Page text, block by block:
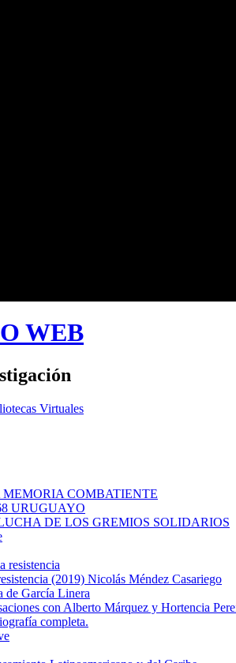
WEB
Virtuales
MEMORIA COMBATIENTE
URUGUAYO
DE LOS GREMIOS SOLIDARIOS
resistencia
(2019) Nicolás Méndez Casariego
de García Linera
con Alberto Márquez y Hortencia
completa.